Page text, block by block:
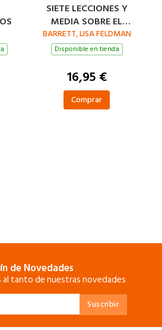
SIETE LECCIONES Y
MEDIA SOBRE EL
CEREBRO
BARRETT, LISA FELDMAN
Disponible en tienda
16,95 €
Comprar
de Novedades
tanto de nuestras novedades